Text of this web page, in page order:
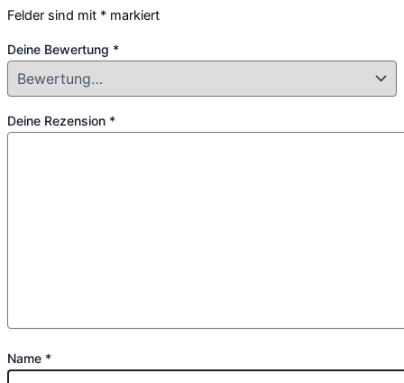
Felder sind mit * markiert
Deine Bewertung *
Deine Rezension *
Name *